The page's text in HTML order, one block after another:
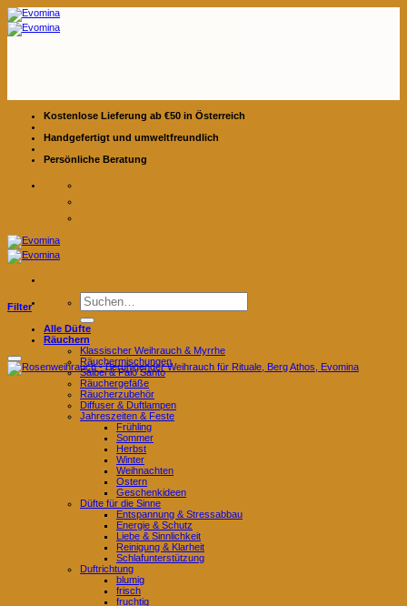
Zum
Inhalt
springen
Kostenlose Lieferung ab €50 in Österreich
Handgefertigt und umweltfreundlich
Persönliche Beratung
Suchen
nach:
Alle Düfte
Räuchern
Klassischer Weihrauch & Myrrhe
Räuchermischungen
Salbei & Palo Santo
Räuchergefäße
Räucherzubehör
Diffuser & Duftlampen
Jahreszeiten & Feste
Frühling
Sommer
Herbst
Winter
Weihnachten
Ostern
Geschenkideen
Düfte für die Sinne
Entspannung & Stressabbau
Energie & Schutz
Liebe & Sinnlichkeit
Reinigung & Klarheit
Schlafunterstützung
Duftrichtung
blumig
frisch
fruchtig
Filter